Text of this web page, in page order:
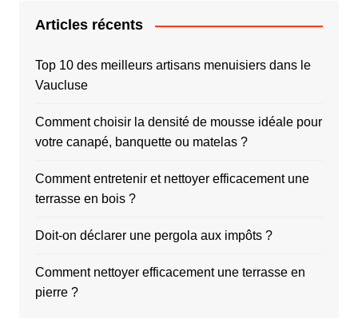
Articles récents
Top 10 des meilleurs artisans menuisiers dans le
Vaucluse
Comment choisir la densité de mousse idéale pour
votre canapé, banquette ou matelas ?
Comment entretenir et nettoyer efficacement une
terrasse en bois ?
Doit-on déclarer une pergola aux impôts ?
Comment nettoyer efficacement une terrasse en
pierre ?